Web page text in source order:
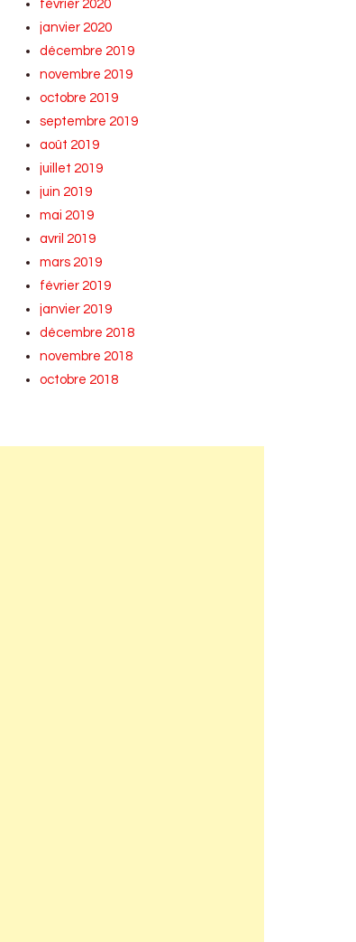
février 2020
janvier 2020
décembre 2019
novembre 2019
octobre 2019
septembre 2019
août 2019
juillet 2019
juin 2019
mai 2019
avril 2019
mars 2019
février 2019
janvier 2019
décembre 2018
novembre 2018
octobre 2018